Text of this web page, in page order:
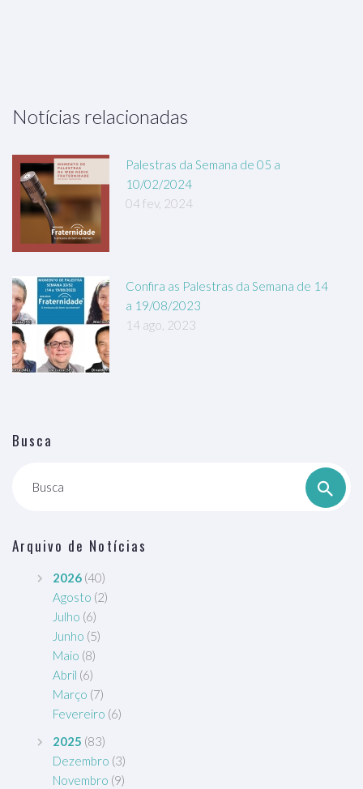
Notícias relacionadas
Palestras da Semana de 05 a
10/02/2024
04 fev, 2024
Confira as Palestras da Semana de 14
a 19/08/2023
14 ago, 2023
Busca
Busca
Arquivo de Notícias
2026 (40)
Agosto (2)
Julho (6)
Junho (5)
Maio (8)
Abril (6)
Março (7)
Fevereiro (6)
2025 (83)
Dezembro (3)
Novembro (9)